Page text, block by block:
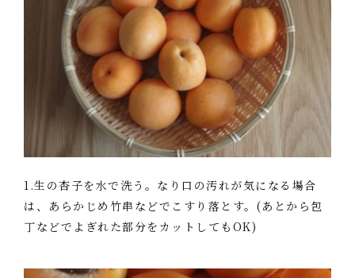
1.生の杏子を水で洗う。なり口の汚れが気になる場合
は、あらかじめ竹串などでこすり落とす。(あとから包
丁などでよぎれた部分をカットしてもOK)